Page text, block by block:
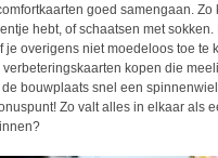
goed samengaan. Zo
hebt, of schaatsen met
overigens niet moedeloos toe te
kopen die
bouwplaats snel een
Zo valt alles in elkaar als